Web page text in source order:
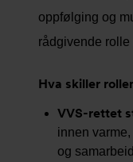
oppfølging og
rådgivende rolle
Hva skiller
VVS-rettet
innen
og